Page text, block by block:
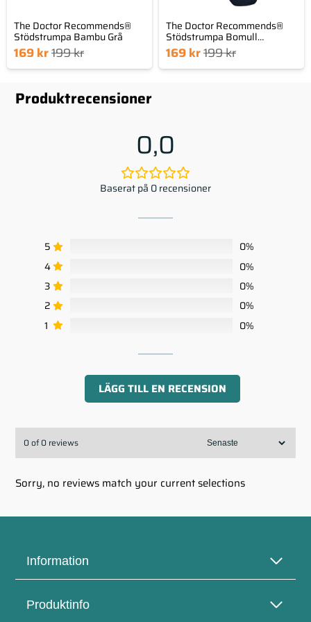
Produkten måste vara i obruten förpackning
och oanvänd
Registrera din retur via
retur & byten
The Doctor Recommends®
Stödstrumpa Bambu Grå
199kr
Det
priset
var:
169kr
The Doctor Recommends®
Stödstrumpa Bomull
Marinblå199kr
Det
ursprungliga
169kr
Det
nuvarande
Produktrecensioner
0,0
Baserat på 0 recensioner
5
0%
4
0%
3
0%
2
0%
1
0%
LÄGG TILL EN RECENSION
0 of 0 reviews
Sorry, no reviews match your current selections
Information
Produktinfo